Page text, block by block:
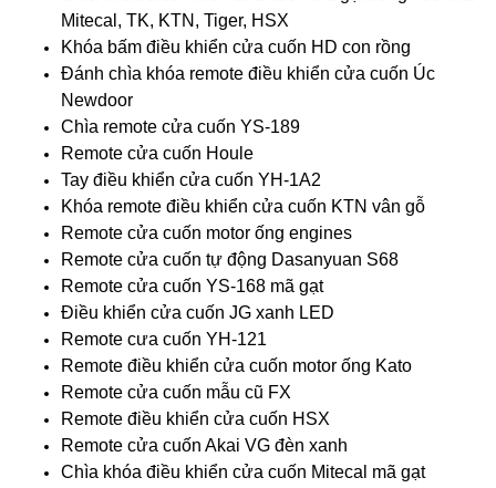
Mitecal, TK, KTN, Tiger, HSX
Khóa bấm điều khiển cửa cuốn HD con rồng
Đánh chìa khóa remote điều khiển cửa cuốn Úc
Newdoor
Chìa remote cửa cuốn YS-189
Remote cửa cuốn Houle
Tay điều khiển cửa cuốn YH-1A2
Khóa remote điều khiển cửa cuốn KTN vân gỗ
Remote cửa cuốn motor ống engines
Remote cửa cuốn tự động Dasanyuan S68
Remote cửa cuốn YS-168 mã gạt
Điều khiển cửa cuốn JG xanh LED
Remote cưa cuốn YH-121
Remote điều khiển cửa cuốn motor ống Kato
Remote cửa cuốn mẫu cũ FX
Remote điều khiển cửa cuốn HSX
Remote cửa cuốn Akai VG đèn xanh
Chìa khóa điều khiển cửa cuốn Mitecal mã gạt